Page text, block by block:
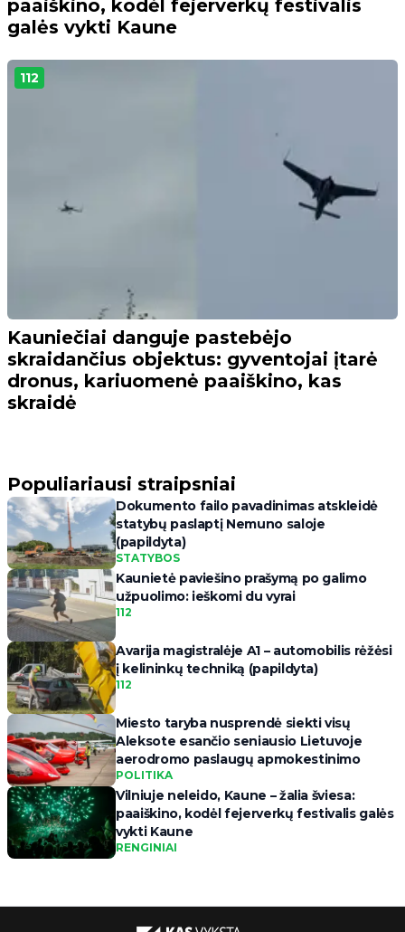
paaiškino, kodėl fejerverkų festivalis
galės vykti Kaune
112
Kauniečiai danguje pastebėjo
skraidančius objektus: gyventojai įtarė
dronus, kariuomenė paaiškino, kas
skraidė
Populiariausi straipsniai
Dokumento failo pavadinimas atskleidė
statybų paslaptį Nemuno saloje
(papildyta)
STATYBOS
Kaunietė paviešino prašymą po galimo
užpuolimo: ieškomi du vyrai
112
Avarija magistralėje A1 – automobilis rėžėsi
į kelininkų techniką (papildyta)
112
Miesto taryba nusprendė siekti visų
Aleksote esančio seniausio Lietuvoje
aerodromo paslaugų apmokestinimo
POLITIKA
Vilniuje neleido, Kaune – žalia šviesa:
paaiškino, kodėl fejerverkų festivalis galės
vykti Kaune
RENGINIAI